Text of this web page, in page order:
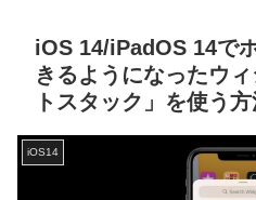
iOS 14/iPadOS 14で
きるようになったウ
トスタック」を使う方
iOS14